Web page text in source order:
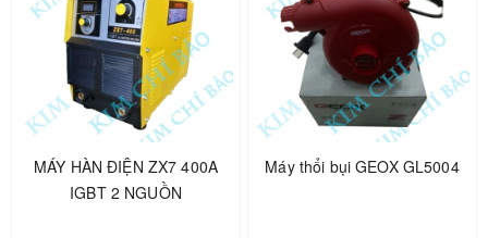
MÁY HÀN ĐIỆN ZX7 400A
IGBT 2 NGUỒN
Máy thổi bụi GEOX GL5004